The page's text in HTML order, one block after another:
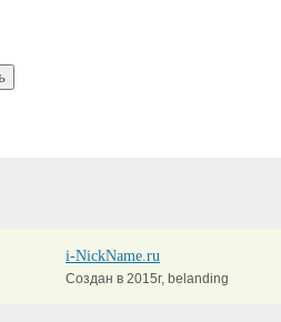
i-NickName.ru
Создан в 2015г, belanding